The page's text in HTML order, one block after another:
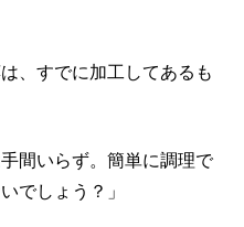
、すでに加工してあるも
間いらず。簡単に調理で
でしょう？」